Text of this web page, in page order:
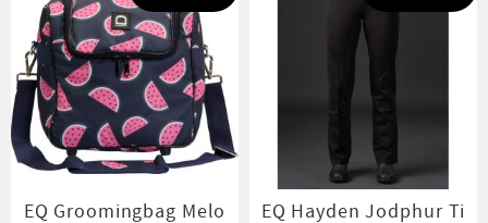
EQ Groomingbag Melo
EQ Hayden Jodphur Ti